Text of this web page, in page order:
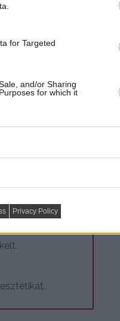
for Targeted
and/or Sharing
for which it
Privacy Policy
is.
a teret.